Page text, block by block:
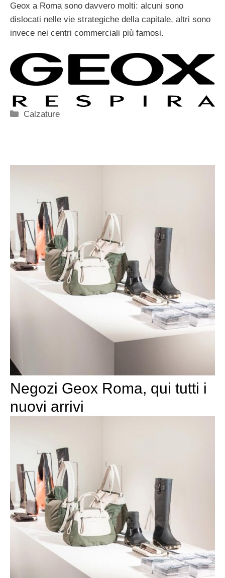
Geox a Roma sono davvero molti: alcuni sono
dislocati nelle vie strategiche della capitale, altri sono
invece nei centri commerciali più famosi.
Categorie
Calzature
Negozi Geox Roma, qui tutti i
nuovi arrivi